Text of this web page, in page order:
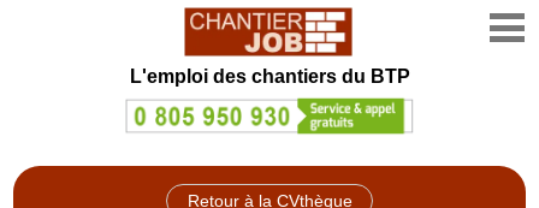
L'emploi des chantiers du BTP
Retour à la CVthèque